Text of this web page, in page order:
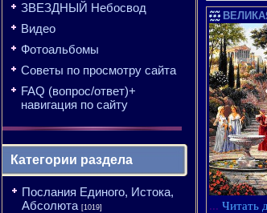
ЗВЕЗДНЫЙ Небосвод
Видео
Фотоальбомы
Советы по просмотру сайта
FAQ (вопрос/ответ)+
навигация по сайту
Категории раздела
Послания Единого, Истока,
Абсолюта [1019]
... Читать